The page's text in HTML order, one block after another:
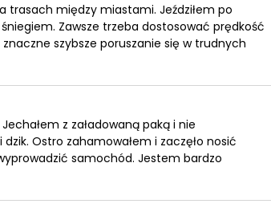
trasach między miastami. Jeździłem po
Zawsze trzeba dostosować prędkość
szybsze poruszanie się w trudnych
z załadowaną paką i nie
Ostro zahamowałem i zaczęło nosić
samochód. Jestem bardzo